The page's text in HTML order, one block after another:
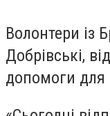
Волонтери із
Добрівські,
допомоги для